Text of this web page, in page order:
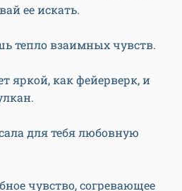
ее искать.
тепло взаимных чувств.
яркой, как фейерверк, и
для тебя любовную
чувство, согревающее